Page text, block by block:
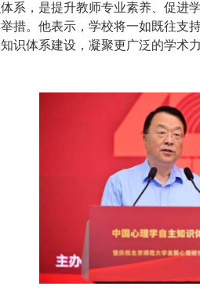
系，是提升教师专业素养、促进
措。他表示，学校将一如既往支
识体系建设，凝聚更广泛的学术